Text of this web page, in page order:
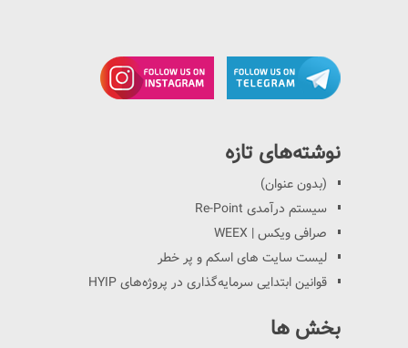
نوشته‌های تازه
(بدون عنوان)
سیستم درآمدی Re-Point
صرافی ویکس | WEEX
لیست سایت های اسکم و پر خطر
قوانین ابتدایی سرمایه‌گذاری در پروژه‌های HYIP
بخش ها